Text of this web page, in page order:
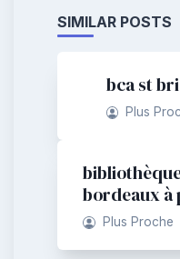
SIMILAR POSTS
bca st
Plus
bordeaux
Plus Proche